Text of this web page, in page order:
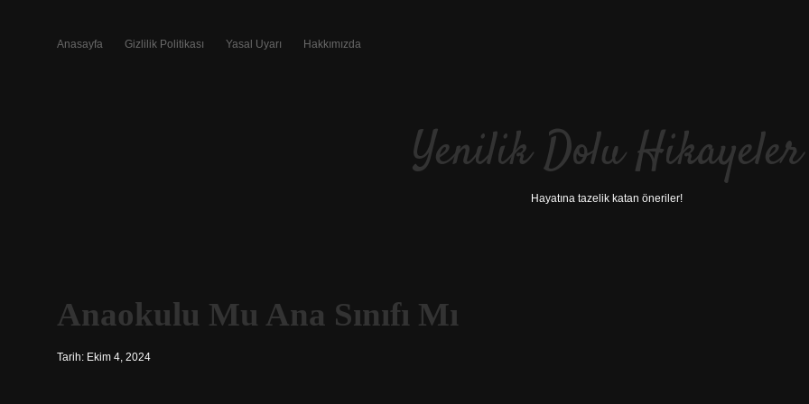
Anasayfa Gizlilik Politikası Yasal Uyarı Hakkımızda
Yenilik Dolu Hikayeler
Hayatına tazelik katan öneriler!
Anaokulu Mu Ana Sınıfı Mı
Tarih: Ekim 4, 2024